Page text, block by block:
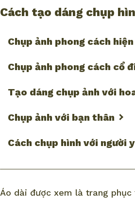
Cách tạo dáng chụp
Chụp ảnh phong cách
Chụp ảnh phong cách cổ
Tạo dáng chụp ảnh với
Chụp ảnh với bạn thân
Cách chụp hình với người
Áo dài được xem là trang phục